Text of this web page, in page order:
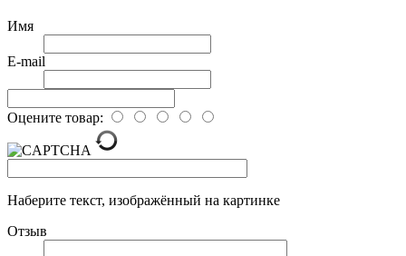
Имя
E-mail
Оцените товар:
Наберите текст, изображённый на картинке
Отзыв